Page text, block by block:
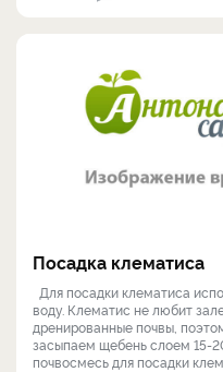
Посадка клематиса
Для посадки клематиса
воду. Клематис не любит
дренированные почвы,
засыпаем щебень слоем 15-
почвосмесь для посадки